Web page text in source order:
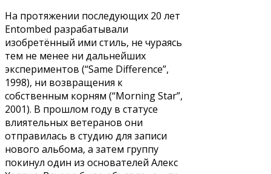
На протяжении последующих 20 лет
Entombed разрабатывали
изобретённый ими стиль, не чураясь
тем не менее ни дальнейших
экспериментов (“Same Difference”,
1998), ни возвращения к
собственным корням (“Morning Star”,
2001). В прошлом году в статусе
влиятельных ветеранов они
отправилась в студию для записи
нового альбома, а затем группу
покинул один из основателей Алекс